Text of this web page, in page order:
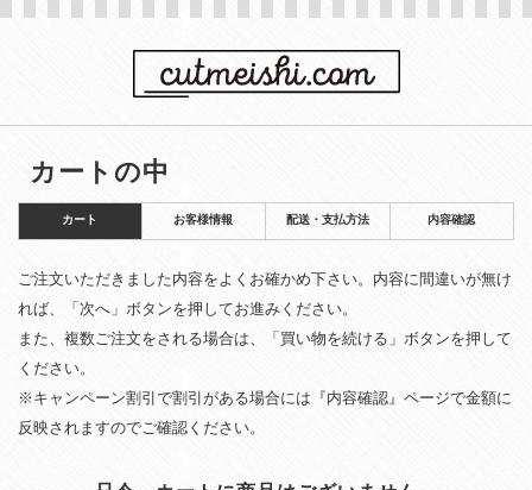
カートの中
カート お客様情報 配送・支払方法 内容確認
ご注文いただきました内容をよくお確かめ下さい。内容に間違いが無け
れば、「次へ」ボタンを押してお進みください。
また、複数ご注文をされる場合は、「買い物を続ける」ボタンを押して
ください。
※キャンペーン割引で割引がある場合には『内容確認』ページで金額に
反映されますのでご確認ください。